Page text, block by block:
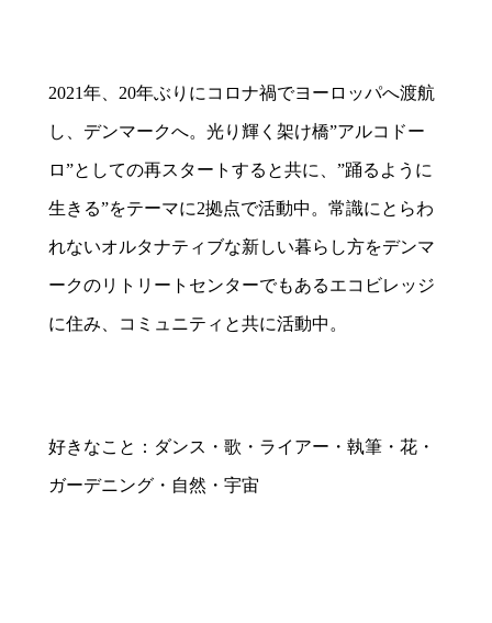
2021年、20年ぶりにコロナ禍でヨーロッパへ渡航
し、デンマークへ。光り輝く架け橋”アルコドー
ロ”としての再スタートすると共に、”踊るように
生きる”をテーマに2拠点で活動中。常識にとらわ
れないオルタナティブな新しい暮らし方をデンマ
ークのリトリートセンターでもあるエコビレッジ
に住み、コミュニティと共に活動中。
好きなこと：ダンス・歌・ライアー・執筆・花・
ガーデニング・自然・宇宙